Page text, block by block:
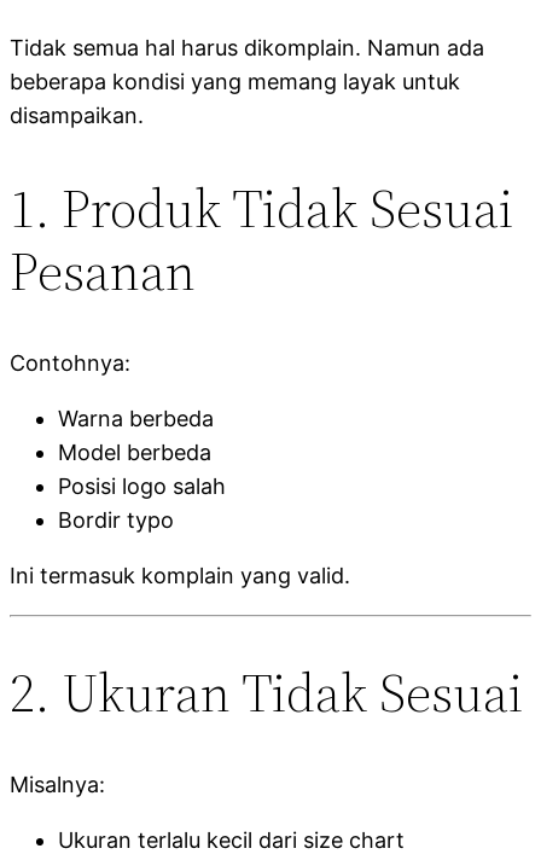
Tidak semua hal harus dikomplain. Namun ada
beberapa kondisi yang memang layak untuk
disampaikan.
1. Produk Tidak Sesuai
Pesanan
Contohnya:
Warna berbeda
Model berbeda
Posisi logo salah
Bordir typo
Ini termasuk komplain yang valid.
2. Ukuran Tidak Sesuai
Misalnya:
Ukuran terlalu kecil dari size chart